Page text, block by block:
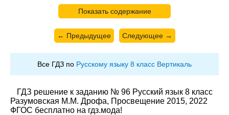
Показать содержание
← Предыдущее Следующее →
Все ГДЗ по Русскому языку 8 класс Вертикаль
ГДЗ решение к заданию № 96 Русский язык 8 класс
Разумовская М.М. Дрофа, Просвещение 2015, 2022
ФГОС бесплатно на гдз.мода!